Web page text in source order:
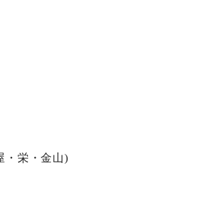
・栄・金山)